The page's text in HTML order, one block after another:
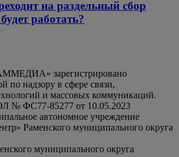
на раздельный сбор
работать?
зарегистрировано
по надзору в сфере связи,
и массовых коммуникаций.
№ ФС77-85277 от 10.05.2023
автономное учреждение
Раменского муниципального округа
муниципального округа